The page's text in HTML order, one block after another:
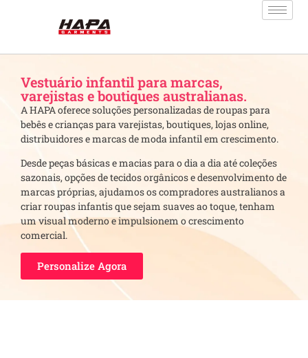
Vestuário infantil para marcas,
varejistas e boutiques australianas.
A HAPA oferece soluções personalizadas de roupas para
bebês e crianças para varejistas, boutiques, lojas online,
distribuidores e marcas de moda infantil em crescimento.
Desde peças básicas e macias para o dia a dia até coleções
sazonais, opções de tecidos orgânicos e desenvolvimento de
marcas próprias, ajudamos os compradores australianos a
criar roupas infantis que sejam suaves ao toque, tenham
um visual moderno e impulsionem o crescimento
comercial.
Personalize Agora